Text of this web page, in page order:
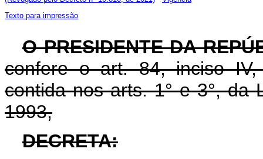
Texto para impressão
O PRESIDENTE DA
confere o art. 84, inciso
contida nos arts. 1° e 3°, da
1993,
DECRETA: